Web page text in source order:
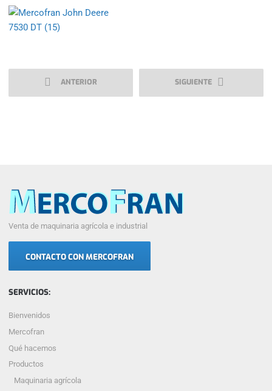
ANTERIOR SIGUIENTE
Venta de maquinaria agrícola e industrial
CONTACTO CON MERCOFRAN
SERVICIOS:
Bienvenidos
Mercofran
Qué hacemos
Productos
Maquinaria agrícola